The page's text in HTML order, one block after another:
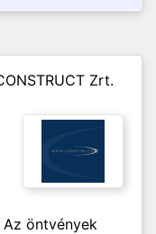
Zrt.
öntvények